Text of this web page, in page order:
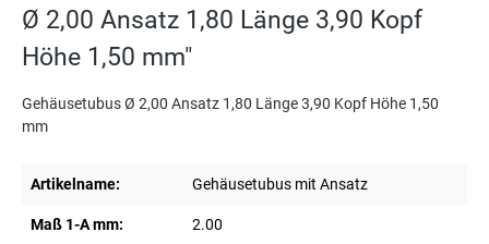
Ø 2,00 Ansatz 1,80 Länge 3,90 Kopf
Höhe 1,50 mm"
Gehäusetubus Ø 2,00 Ansatz 1,80 Länge 3,90 Kopf Höhe 1,50
mm
Artikelname: Gehäusetubus mit Ansatz
Maß 1-A mm: 2.00